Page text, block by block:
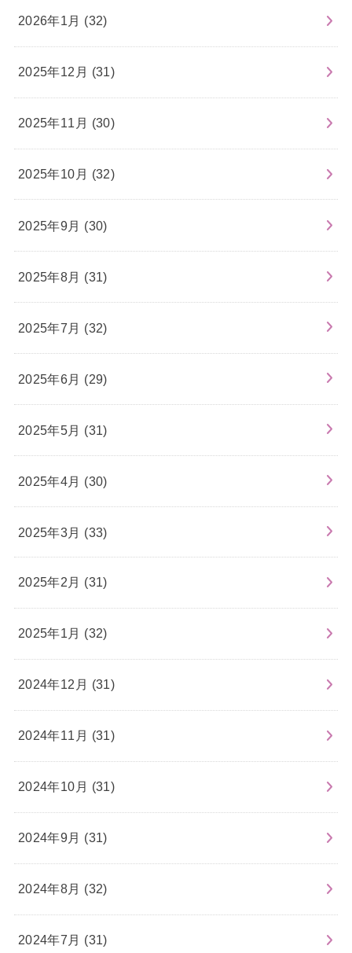
2026年1月 (32)
2025年12月 (31)
2025年11月 (30)
2025年10月 (32)
2025年9月 (30)
2025年8月 (31)
2025年7月 (32)
2025年6月 (29)
2025年5月 (31)
2025年4月 (30)
2025年3月 (33)
2025年2月 (31)
2025年1月 (32)
2024年12月 (31)
2024年11月 (31)
2024年10月 (31)
2024年9月 (31)
2024年8月 (32)
2024年7月 (31)